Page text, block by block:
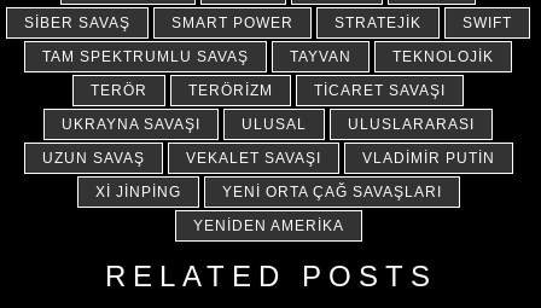
SIBER SAVAŞ
SMART POWER STRATEJIK
SWIFT
TAM SPEKTRUMLU SAVAŞ
TAYVAN
TEKNOLOJIK
TERÖR
TERÖRIZM
TICARET SAVAŞI
UKRAYNA SAVAŞI
ULUSAL
ULUSLARARASI
UZUN SAVAŞ
VEKALET SAVAŞI
VLADIMIR PUTIN
XI JINPING
YENI ORTA ÇAĞ SAVAŞLARI
YENIDEN AMERIKA
RELATED POSTS